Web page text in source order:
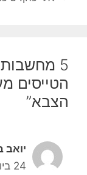
5
הטייסים
הצבא”
יואב
24 ביולי 2023 בשעה 21:58